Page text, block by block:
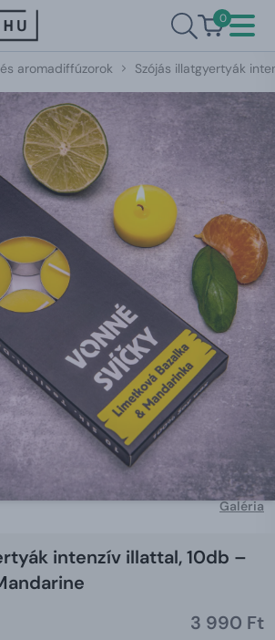
0
aromadiffúzorok Szójás illatgyertyák
Galéria
intenzív illattal, 10db –
3 990 Ft